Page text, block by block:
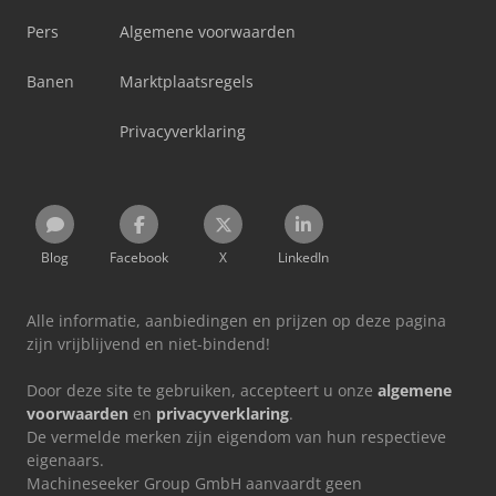
Pers
Banen
Algemene voorwaarden
Marktplaatsregels
Privacyverklaring
Blog Facebook X LinkedIn
Alle informatie, aanbiedingen en prijzen op deze pagina
zijn vrijblijvend en niet-bindend!
Door deze site te gebruiken, accepteert u onze algemene
voorwaarden en privacyverklaring.
De vermelde merken zijn eigendom van hun respectieve
eigenaars.
Machineseeker Group GmbH aanvaardt geen